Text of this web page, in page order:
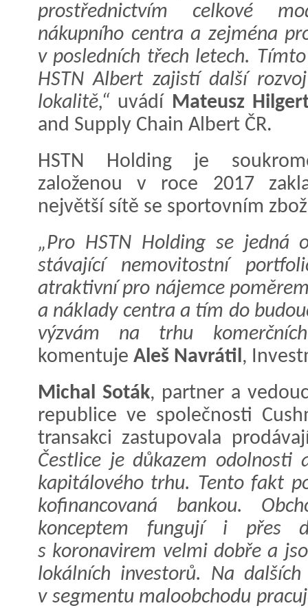
prostřednictvím celkové
nákupního centra a zejména
v posledních třech letech.
HSTN Albert zajistí další
lokalitě,“ uvádí
Mateusz
and Supply Chain Albert ČR.
HSTN Holding je
založenou v roce 2017
největší sítě se sportovním
„Pro HSTN Holding se jedná
stávající nemovitostní
atraktivní pro nájemce
a náklady centra a tím do
výzvám na trhu
komentuje Aleš Navrátil ,
Michal Soták, partner a
republice ve společnosti
transakci zastupovala
Čestlice je důkazem odolnosti
kapitálového trhu. Tento fakt
kofinancovaná bankou.
konceptem fungují i přes
s koronavirem velmi dobře a
lokálních investorů. Na
v segmentu maloobchodu